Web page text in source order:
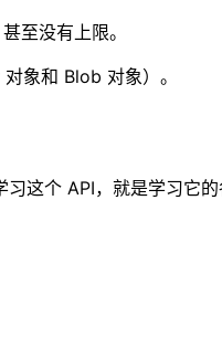
至没有上限。
象和 Blob 对象）。
这个 API，就是学习它的